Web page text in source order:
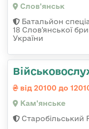
Слов'янськ
Батальйон
18 Слов'янської
України
від 20100 до
Кам'янське
Старобільський